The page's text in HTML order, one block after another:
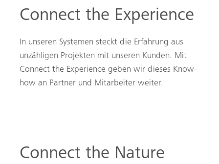
Connect the Experience
In unseren Systemen steckt die Erfahrung aus
unzähligen Projekten mit unseren Kunden. Mit
Connect the Experience geben wir dieses Know-
how an Partner und Mitarbeiter weiter.
Connect the Nature